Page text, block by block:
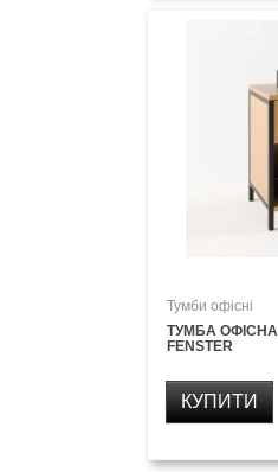
Тумби офісні
ТУМБА ОФІСНА
FENSTER
КУПИТИ